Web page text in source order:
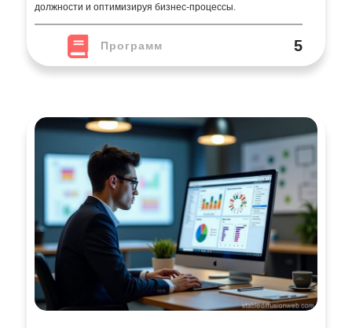
должности и оптимизируя бизнес-процессы.
Программ 5